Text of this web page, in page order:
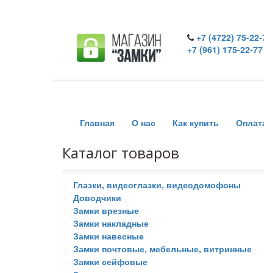
+7 (4722) 75-
+7 (961) 175-22-77
Главная О нас Как купить
Каталог товаров
Глазки, видеоглазки, видеодомофоны
Доводчики
Замки врезные
Замки накладные
Замки навесные
Замки почтовые, мебельные, витринные
Замки сейфовые